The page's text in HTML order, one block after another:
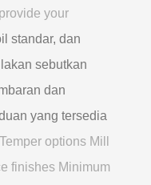
your
standar, dan
sebutkan
dan
yang tersedia
Temper options Mill
finishes Minimum